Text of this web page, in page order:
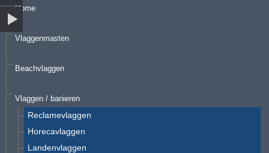
Home
Vlaggenmasten
Beachvlaggen
Vlaggen / banieren
Reclamevlaggen
Horecavlaggen
Landenvlaggen